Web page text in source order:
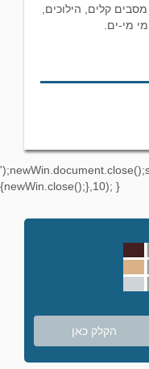
קלים, הילוכים,
מי-ים.
{newWin.close();},10); }
הקלק כאן